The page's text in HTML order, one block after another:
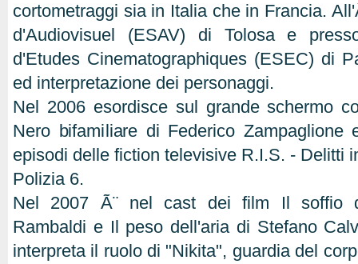
cortometraggi sia in Italia che in Francia.
d'Audiovisuel (ESAV) di Tolosa e
d'Etudes Cinematographiques (ESEC) di
ed interpretazione dei personaggi.
Nel 2006 esordisce sul grande schermo
Nero bifamiliare di Federico Zampaglione
episodi delle fiction televisive R.I.S. - Delitti
Polizia 6.
Nel 2007 Ã¨ nel cast dei film Il soffio
Rambaldi e Il peso dell'aria di Stefano
interpreta il ruolo di "Nikita", guardia del